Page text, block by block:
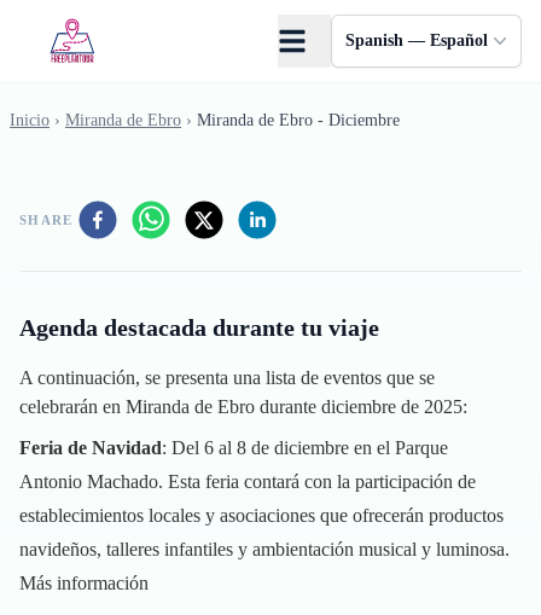
Spanish — Español
Inicio › Miranda de Ebro › Miranda de Ebro - Diciembre
SHARE
Agenda destacada durante tu viaje
A continuación, se presenta una lista de eventos que se
celebrarán en Miranda de Ebro durante diciembre de 2025:
Feria de Navidad: Del 6 al 8 de diciembre en el Parque
Antonio Machado. Esta feria contará con la participación de
establecimientos locales y asociaciones que ofrecerán productos
navideños, talleres infantiles y ambientación musical y luminosa.
Más información